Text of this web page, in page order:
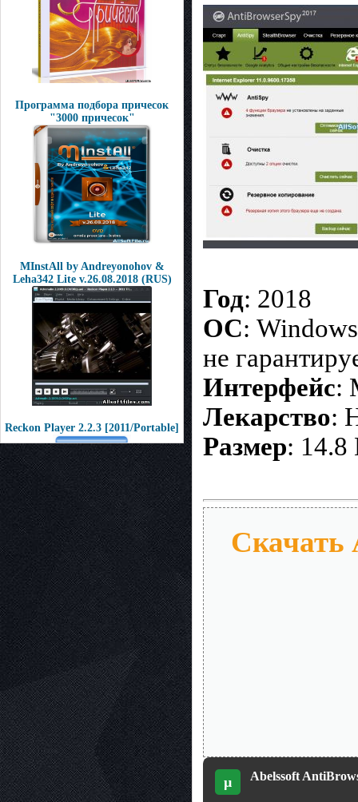
Программа подбора причесок
"3000 причесок"
MInstAll by Andreyonohov &
Leha342 Lite v.26.08.2018 (RUS)
Reckon Player 2.2.3 [2011/Portable]
Год: 2018
OС:
не
Интерфейс:
Лекарство:
Размер:
Скачать
µ Abelssoft